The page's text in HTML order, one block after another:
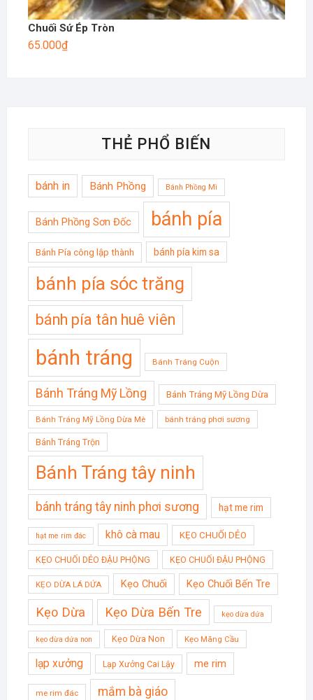
Chuối Sứ Ép Tròn
65.000₫
THẺ PHỔ BIẾN
bánh in Bánh Phồng Bánh Phồng Mì
Bánh Phồng Sơn Đốc bánh pía
Bánh Pía công lập thành bánh pía kim sa
bánh pía sóc trăng
bánh pía tân huê viên
bánh tráng Bánh Tráng Cuộn
Bánh Tráng Mỹ Lồng Bánh Tráng Mỹ Lồng Dừa
Bánh Tráng Mỹ Lồng Dừa Mè bánh tráng phơi sương
Bánh Tráng Trộn
Bánh Tráng tây ninh
bánh tráng tây ninh phơi sương hạt me rim
hạt me rim đác khô cà mau KẸO CHUỐI DẺO
KẸO CHUỐI DẺO ĐẬU PHỘNG KẸO CHUỐI ĐẬU PHỘNG
KẸO DỪA LÁ DỨA Kẹo Chuối Kẹo Chuối Bến Tre
Kẹo Dừa Kẹo Dừa Bến Tre kẹo dừa dứa
kẹo dừa dứa non Kẹo Dừa Non Kẹo Mãng Cầu
lạp xưởng Lạp Xưởng Cai Lậy me rim
me rim đác mắm bà giáo